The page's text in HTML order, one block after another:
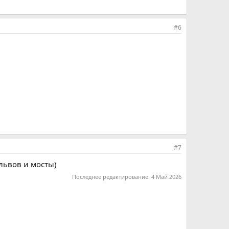
#6
#7
и мосты)
Последнее редактирование: 4 Май 2026